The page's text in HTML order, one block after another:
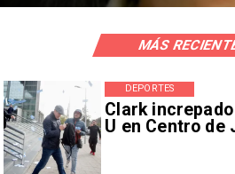
Clark
U en Centro de
DEPORTES
MÁS